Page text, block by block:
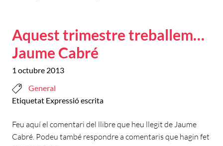
Aquest trimestre treballem…
Jaume Cabré
1 octubre 2013
General
Etiquetat Expressió escrita
Feu aquí el comentari del llibre que heu llegit de Jaume
Cabré. Podeu també respondre a comentaris que hagin fet